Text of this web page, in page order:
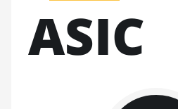
S17
BITMAIN AntMiner
ASIC